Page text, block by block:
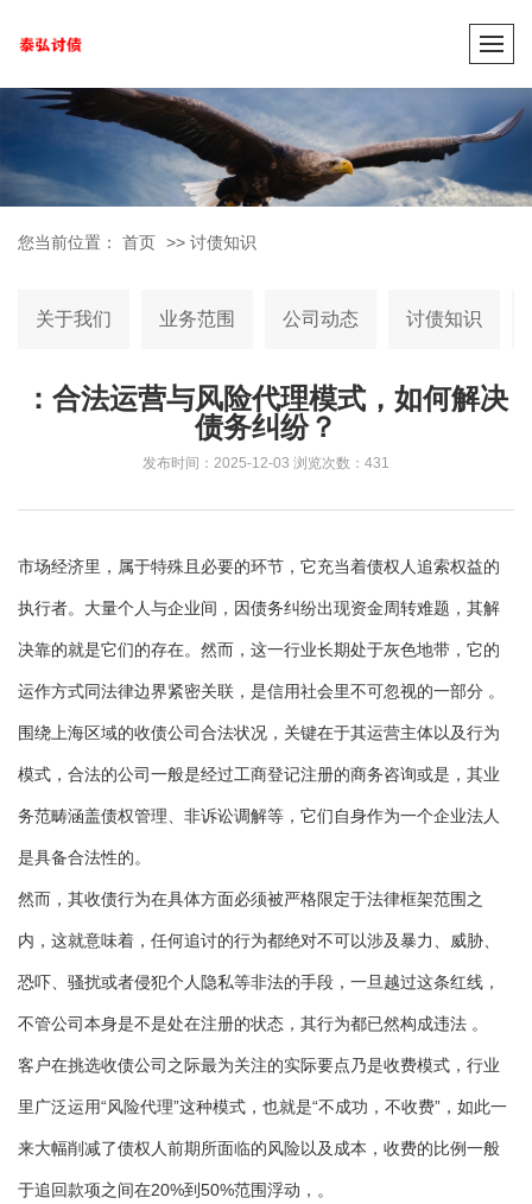
您当前位置： 首页 >> 讨债知识
关于我们 业务范围 公司动态 讨债知识
：合法运营与风险代理模式，如何解决
债务纠纷？
发布时间：2025-12-03 浏览次数：431
市场经济里，属于特殊且必要的环节，它充当着债权人追索权益的
执行者。大量个人与企业间，因债务纠纷出现资金周转难题，其解
决靠的就是它们的存在。然而，这一行业长期处于灰色地带，它的
运作方式同法律边界紧密关联，是信用社会里不可忽视的一部分 。
围绕上海区域的收债公司合法状况，关键在于其运营主体以及行为
模式，合法的公司一般是经过工商登记注册的商务咨询或是，其业
务范畴涵盖债权管理、非诉讼调解等，它们自身作为一个企业法人
是具备合法性的。
然而，其收债行为在具体方面必须被严格限定于法律框架范围之
内，这就意味着，任何追讨的行为都绝对不可以涉及暴力、威胁、
恐吓、骚扰或者侵犯个人隐私等非法的手段，一旦越过这条红线，
不管公司本身是不是处在注册的状态，其行为都已然构成违法 。
客户在挑选收债公司之际最为关注的实际要点乃是收费模式，行业
里广泛运用“风险代理”这种模式，也就是“不成功，不收费”，如此一
来大幅削减了债权人前期所面临的风险以及成本，收费的比例一般
于追回款项之间在20%到50%范围浮动，。